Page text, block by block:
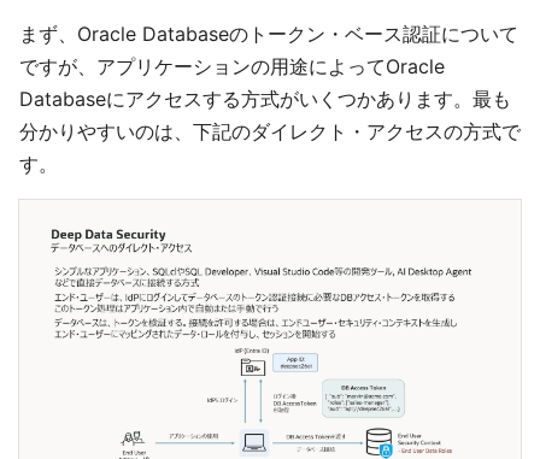
まず、Oracle Databaseのトークン・ベース認証について
ですが、アプリケーションの用途によってOracle
Databaseにアクセスする方式がいくつかあります。最も
分かりやすいのは、下記のダイレクト・アクセスの方式で
す。